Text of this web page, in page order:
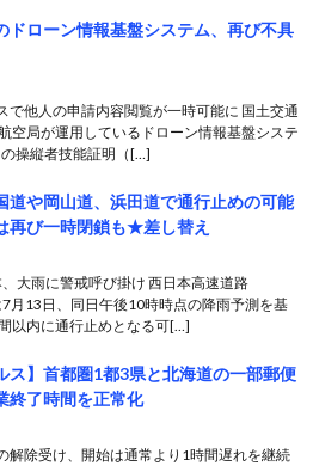
ドローン情報基盤システム、再び不具
で他人の申請内容閲覧が一時可能に 国土交通
空局が運用しているドローン情報基盤システ
の操縦者技能証明（[…]
道や岡山道、浜田道で通行止めの可能
再び一時閉鎖も★差し替え
大雨に警戒呼び掛け 西日本高速道路
7月13日、同日午後10時時点の降雨予測を基
以内に通行止めとなる可[…]
ス】首都圏1都3県と北海道の一部郵便
終了時間を正常化
解除受け、開始は通常より1時間遅れを継続